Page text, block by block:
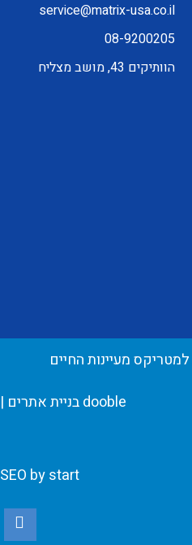
service@matrix-usa.co.il
08-9200205
הוותיקים 43, מושב מצליח
dooble בניית אתרים
|